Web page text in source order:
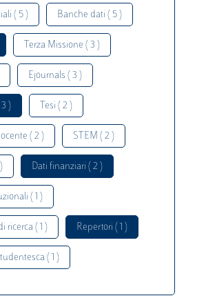
( 5 ) Banche dati ( 5 )
Terza Missione ( 3 )
Ejournals ( 3 )
) Tesi ( 2 )
( 2 ) STEM ( 2 )
Dati finanziari ( 2 )
( 1 )
ricerca ( 1 ) Repertori ( 1 )
( 1 )